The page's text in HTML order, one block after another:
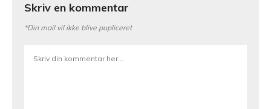
Skriv en kommentar
*Din mail vil ikke blive pupliceret